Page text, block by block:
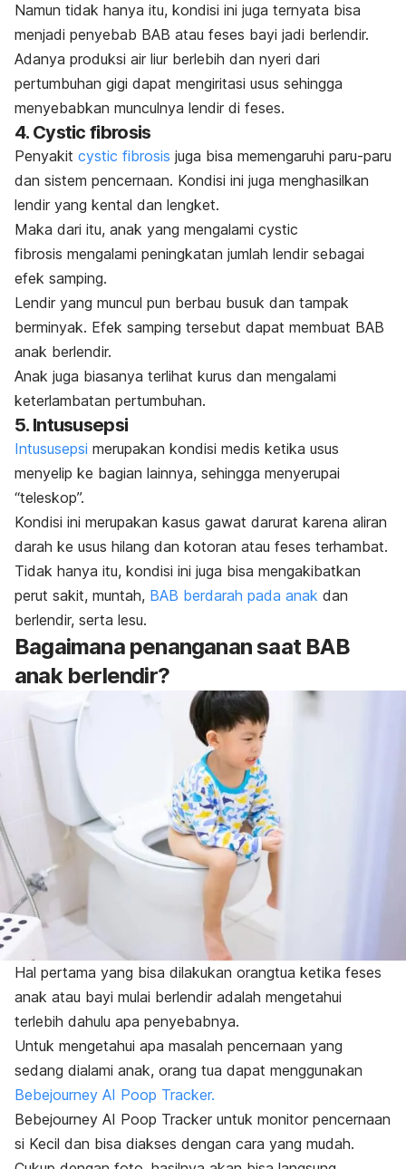
Namun tidak hanya itu, kondisi ini juga ternyata bisa
menjadi penyebab BAB atau feses bayi jadi berlendir.
Adanya produksi air liur berlebih dan nyeri dari
pertumbuhan gigi dapat mengiritasi usus sehingga
menyebabkan munculnya lendir di feses.
4. Cystic fibrosis
Penyakit cystic fibrosis juga bisa memengaruhi paru-paru
dan sistem pencernaan. Kondisi ini juga menghasilkan
lendir yang kental dan lengket.
Maka dari itu, anak yang mengalami cystic
fibrosis mengalami peningkatan jumlah lendir sebagai
efek samping.
Lendir yang muncul pun berbau busuk dan tampak
berminyak. Efek samping tersebut dapat membuat BAB
anak berlendir.
Anak juga biasanya terlihat kurus dan mengalami
keterlambatan pertumbuhan.
5. Intususepsi
Intususepsi merupakan kondisi medis ketika usus
menyelip ke bagian lainnya, sehingga menyerupai
“teleskop”.
Kondisi ini merupakan kasus gawat darurat karena aliran
darah ke usus hilang dan kotoran atau feses terhambat.
Tidak hanya itu, kondisi ini juga bisa mengakibatkan
perut sakit, muntah, BAB berdarah pada anak dan
berlendir, serta lesu.
Bagaimana penanganan saat BAB
anak berlendir?
Hal pertama yang bisa dilakukan orangtua ketika feses
anak atau bayi mulai berlendir adalah mengetahui
terlebih dahulu apa penyebabnya.
Untuk mengetahui apa masalah pencernaan yang
sedang dialami anak, orang tua dapat menggunakan
Bebejourney AI Poop Tracker.
Bebejourney AI Poop Tracker untuk monitor pencernaan
si Kecil dan bisa diakses dengan cara yang mudah.